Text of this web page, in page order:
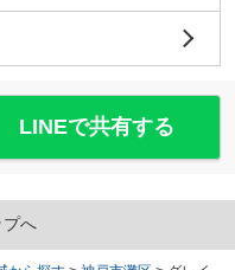
LINEで共有する
プへ